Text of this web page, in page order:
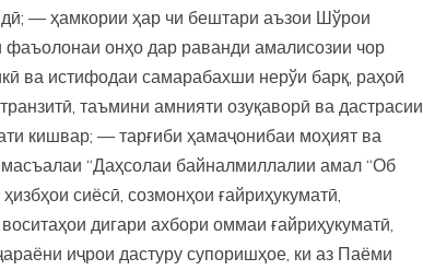
— ҳамкории ҳар чи бештари аъзои Шўрои
онҳо дар раванди амалисозии чор
ва истифодаи самарабахши нерўи барқ, раҳоӣ
таъмини амнияти озуқаворӣ ва дастрасии
кишвар; — тарғиби ҳамаҷонибаи моҳият ва
“Даҳсолаи байналмиллалии амал “Об
сиёсӣ, созмонҳои ғайриҳукуматӣ,
дигари ахбори оммаи ғайриҳукуматӣ,
иҷрои дастуру супоришҳое, ки аз Паёми